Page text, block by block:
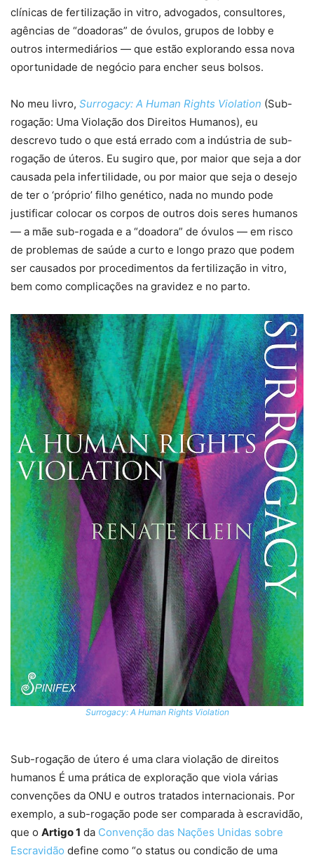
clínicas de fertilização in vitro, advogados, consultores,
agências de “doadoras” de óvulos, grupos de lobby e
outros intermediários — que estão explorando essa nova
oportunidade de negócio para encher seus bolsos.
No meu livro, Surrogacy: A Human Rights Violation (Sub-
rogação: Uma Violação dos Direitos Humanos), eu
descrevo tudo o que está errado com a indústria de sub-
rogação de úteros. Eu sugiro que, por maior que seja a dor
causada pela infertilidade, ou por maior que seja o desejo
de ter o ‘próprio’ filho genético, nada no mundo pode
justificar colocar os corpos de outros dois seres humanos
— a mãe sub-rogada e a “doadora” de óvulos — em risco
de problemas de saúde a curto e longo prazo que podem
ser causados por procedimentos da fertilização in vitro,
bem como complicações na gravidez e no parto.
Surrogacy: A Human Rights Violation
Sub-rogação de útero é uma clara violação de direitos
humanos É uma prática de exploração que viola várias
convenções da ONU e outros tratados internacionais. Por
exemplo, a sub-rogação pode ser comparada à escravidão,
que o Artigo 1 da Convenção das Nações Unidas sobre
Escravidão define como “o status ou condição de uma